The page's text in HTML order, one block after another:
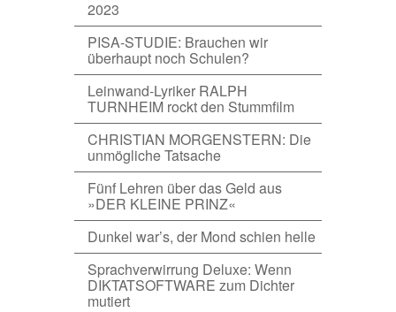
2023
PISA-STUDIE: Brauchen wir
überhaupt noch Schulen?
Leinwand-Lyriker RALPH
TURNHEIM rockt den Stummfilm
CHRISTIAN MORGENSTERN: Die
unmögliche Tatsache
Fünf Lehren über das Geld aus
»DER KLEINE PRINZ«
Dunkel war’s, der Mond schien helle
Sprachverwirrung Deluxe: Wenn
DIKTATSOFTWARE zum Dichter
mutiert